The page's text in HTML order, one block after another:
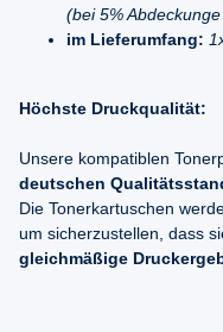
(bei 5%
im Lieferumfang:
Höchste Druckqualität:
Unsere kompatiblen
deutschen
Die Tonerkartuschen
um sicherzustellen, dass
gleichmäßige